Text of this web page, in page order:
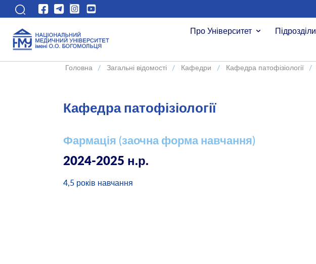
Про Університет Підрозділи
Головна / Загальні відомості / Кафедри / Кафедра патофізіології /
Кафедра патофізіології
Фармація (заочна форма навчання)
2024-2025 н.р.
4,5 років навчання